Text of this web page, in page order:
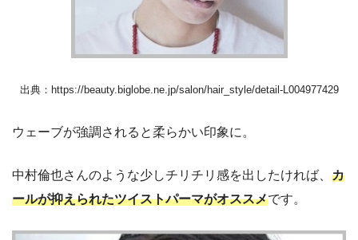
出典：https://beauty.biglobe.ne.jp/salon/hair_style/detail-L004977429
ウェーブが強調されると柔らかい印象に。
中村倫也さんのような少しチリチリ感を出したければ、 カ
ールが抑えられたツイストパーマがオススメです。